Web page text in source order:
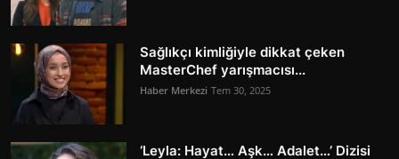
Sağlıkçı kimliğiyle dikkat çeken
MasterChef yarışmacısı...
Haber Merkezi Tem 30, 2025
‘Leyla: Hayat… Aşk… Adalet…’ Dizisi